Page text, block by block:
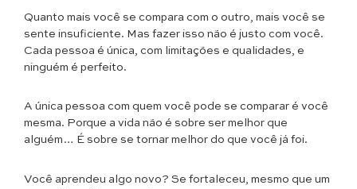
Quanto mais você se compara com o outro, mais você se
sente insuficiente. Mas fazer isso não é justo com você.
Cada pessoa é única, com limitações e qualidades, e
ninguém é perfeito.
A única pessoa com quem você pode se comparar é você
mesma. Porque a vida não é sobre ser melhor que
alguém… É sobre se tornar melhor do que você já foi.
Você aprendeu algo novo? Se fortaleceu, mesmo que um